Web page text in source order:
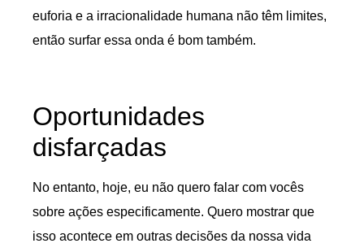
euforia e a irracionalidade humana não têm limites,
então surfar essa onda é bom também.
Oportunidades
disfarçadas
No entanto, hoje, eu não quero falar com vocês
sobre ações especificamente. Quero mostrar que
isso acontece em outras decisões da nossa vida